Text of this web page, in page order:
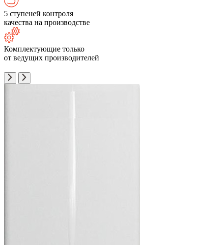
5 ступеней контроля
качества на производстве
Комплектующие только
от ведущих производителей